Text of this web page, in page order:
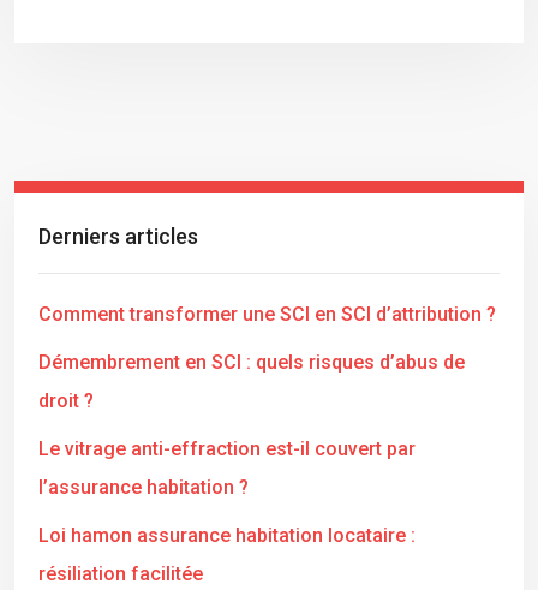
Derniers articles
Comment transformer une SCI en SCI d’attribution ?
Démembrement en SCI : quels risques d’abus de
droit ?
Le vitrage anti-effraction est-il couvert par
l’assurance habitation ?
Loi hamon assurance habitation locataire :
résiliation facilitée